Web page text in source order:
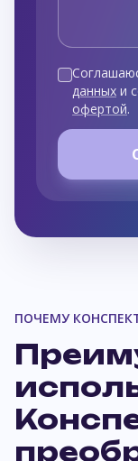
данных и
офертой.
ПОЧЕМУ